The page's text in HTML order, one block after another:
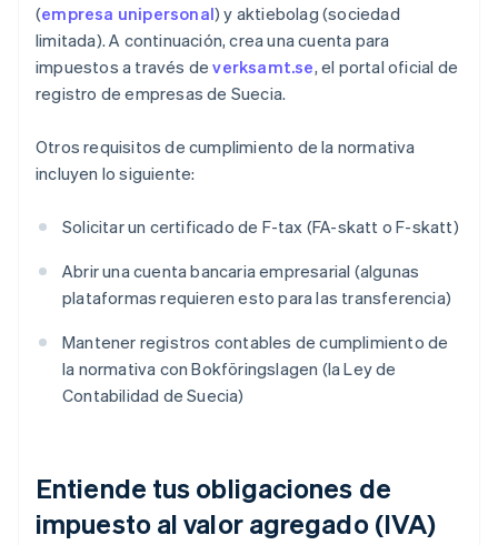
(empresa unipersonal) y aktiebolag (sociedad
limitada). A continuación, crea una cuenta para
impuestos a través deverksamt.se, el portal oficial de
registro de empresas de Suecia.
Otros requisitos de cumplimiento de la normativa
incluyen lo siguiente:
Solicitar un certificado de F-tax (FA-skatt o F-skatt)
Abrir una cuenta bancaria empresarial (algunas
plataformas requieren esto para las transferencia)
Mantener registros contables de cumplimiento de
la normativa con Bokföringslagen (la Ley de
Contabilidad de Suecia)
Entiende tus obligaciones de
impuesto al valor agregado (IVA)